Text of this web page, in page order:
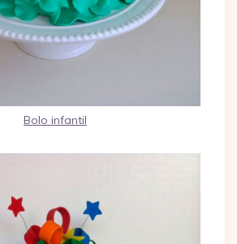
Bolo infantil